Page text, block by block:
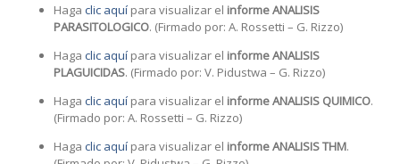
Haga clic aquí para visualizar el informe ANALISIS
PARASITOLOGICO. (Firmado por: A. Rossetti – G. Rizzo)
Haga clic aquí para visualizar el informe ANALISIS
PLAGUICIDAS. (Firmado por: V. Pidustwa – G. Rizzo)
Haga clic aquí para visualizar el informe ANALISIS QUIMICO.
(Firmado por: A. Rossetti – G. Rizzo)
Haga clic aquí para visualizar el informe ANALISIS THM.